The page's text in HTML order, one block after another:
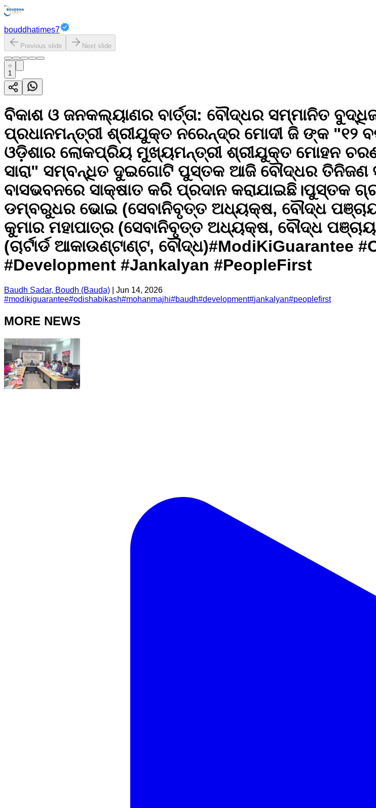
bouddhatimes7
Previous slide Next slide
1
ବିକାଶ ଓ ଜନକଲ୍ୟାଣର ବାର୍ତ୍ତା: ବୌଦ୍ଧର ସମ୍ମାନିତ
ପ୍ରଧାନମନ୍ତ୍ରୀ ଶ୍ରୀଯୁକ୍ତ ନରେନ୍ଦ୍ର ମୋଦୀ ଜି ଙ୍କ "୧୨
ଓଡ଼ିଶାର ଲୋକପ୍ରିୟ ମୁଖ୍ୟମନ୍ତ୍ରୀ ଶ୍ରୀଯୁକ୍ତ ମୋହନ ଚରଣ
ସାରା" ସମ୍ବନ୍ଧିତ ଦୁଇଗୋଟି ପୁସ୍ତକ ଆଜି ବୌଦ୍ଧର ତିନିଜଣ
ବାସଭବନରେ ସାକ୍ଷାତ କରି ପ୍ରଦାନ କରାଯାଇଛି।
ଡମ୍ବରୁଧର ଭୋଇ (ସେବାନିବୃତ୍ତ ଅଧ୍ୟକ୍ଷ, ବୌଦ୍ଧ
କୁମାର ମହାପାତ୍ର (ସେବାନିବୃତ୍ତ ଅଧ୍ୟକ୍ଷ, ବୌଦ୍ଧ
(ଚାର୍ଟାର୍ଡ ଆକାଉଣ୍ଟାଣ୍ଟ, ବୌଦ୍ଧ) ​ ​#ModiKiGuarantee
#Development #Jankalyan #PeopleFirst
Baudh Sadar, Boudh (Bauda)
Jun 14, 2026
#modikiguarantee#odishabikash#mohanmajhi#baudh#development#jankalyan#peoplefirst
MORE NEWS